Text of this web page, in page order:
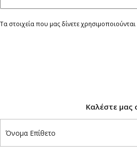
Τα στοιχεία που μας δίνετε
Καλέστε μας